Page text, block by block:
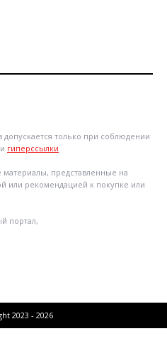
только при соблюдении
гиперссылки
представленные на
или рекомендацией к покупке или
портал,
2023 - 2026